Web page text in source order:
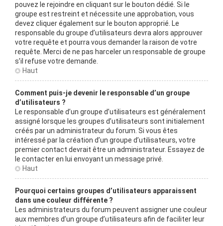
pouvez le rejoindre en cliquant sur le bouton dédié. Si le
groupe est restreint et nécessite une approbation, vous
devez cliquer également sur le bouton approprié. Le
responsable du groupe d’utilisateurs devra alors approuver
votre requête et pourra vous demander la raison de votre
requête. Merci de ne pas harceler un responsable de groupe
s’il refuse votre demande.
Haut
Comment puis-je devenir le responsable d’un groupe
d’utilisateurs ?
Le responsable d’un groupe d’utilisateurs est généralement
assigné lorsque les groupes d’utilisateurs sont initialement
créés par un administrateur du forum. Si vous êtes
intéressé par la création d’un groupe d’utilisateurs, votre
premier contact devrait être un administrateur. Essayez de
le contacter en lui envoyant un message privé.
Haut
Pourquoi certains groupes d’utilisateurs apparaissent
dans une couleur différente ?
Les administrateurs du forum peuvent assigner une couleur
aux membres d’un groupe d’utilisateurs afin de faciliter leur